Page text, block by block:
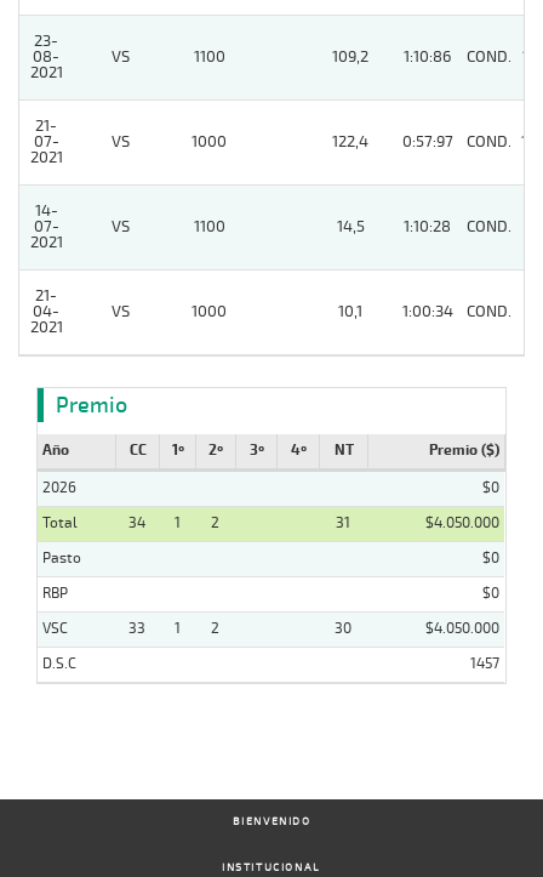
23-
08-
2021
VS 1100 109,2 1:10:86 COND. 13
21-
07-
2021
VS 1000 122,4 0:57:97 COND. 10
14-
07-
2021
VS 1100 14,5 1:10:28 COND.
21-
04-
2021
VS 1000 10,1 1:00:34 COND.
Premio
Año CC 1º 2º 3º 4º NT Premio ($)
2026
$0
Total
34 1 2 31
$4.050.000
Pasto
$0
RBP
$0
VSC
33 1 2 30
$4.050.000
D.S.C
1457
BIENVENIDO
INSTITUCIONAL